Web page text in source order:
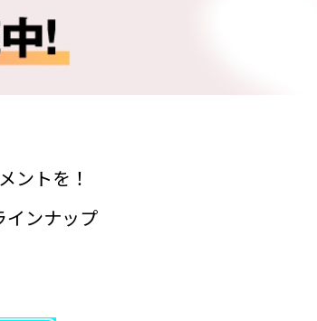
ントを！
インナップ